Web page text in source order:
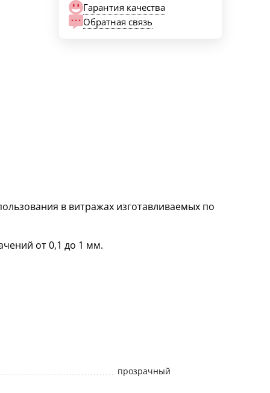
Гарантия качества
Обратная связь
в витражах изготавливаемых по
от 0,1 до 1 мм.
прозрачный